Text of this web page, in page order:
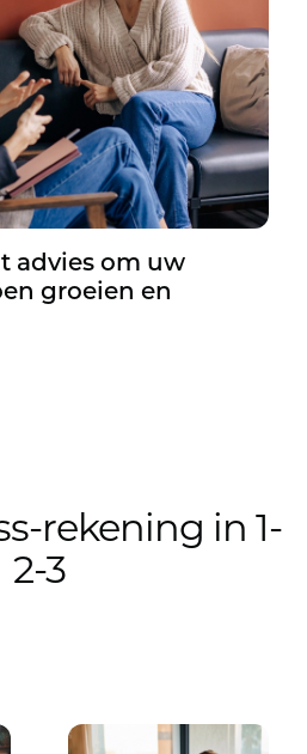
advies om uw
groeien en
rekening​ in 1-
2-3